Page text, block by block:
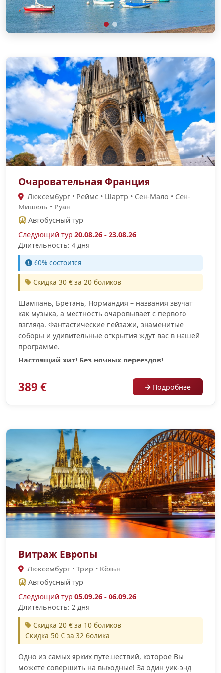
Очаровательная Франция
Люксембург • Реймс • Шартр • Сен-Мало • Сен-
Мишель • Руан
Автобусный тур
Следующий тур 20.08.26 - 23.08.26
Длительность: 4 дня
60% cостоится
Скидка 30 € за 20 боликов
Шампань, Бретaнь, Нормандия – названия звучат
как музыка, а местность очаровывает с первого
взгляда. Фантастические пейзажи, знаменитые
соборы и удивительные открытия ждут вас в нашей
программе.
Настоящий хит! Без ночных переездов!
389 € Подробнее
Витраж Европы
Люксембург • Трир • Кёльн
Автобусный тур
Следующий тур 05.09.26 - 06.09.26
Длительность: 2 дня
Скидка 20 € за 10 боликов
Скидка 50 € за 32 болика
Одно из самых ярких путешествий, которое Вы
можете совершить на выходные! За один уик-энд